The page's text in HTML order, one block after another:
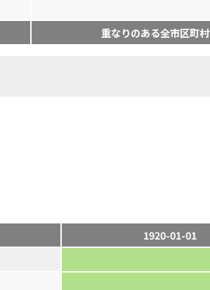
重なりのある全市区町村
1920-01-01